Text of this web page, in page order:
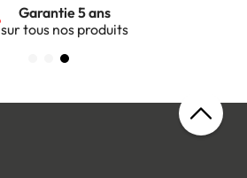
Garantie 5 ans
sur tous nos produits